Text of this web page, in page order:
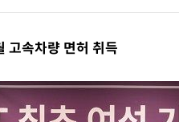
이란, 호르무즈서 "적국 목표물들"과 대치로남부 케슘섬에서 두차례 큰 폭발음
고속차량 면허 취득